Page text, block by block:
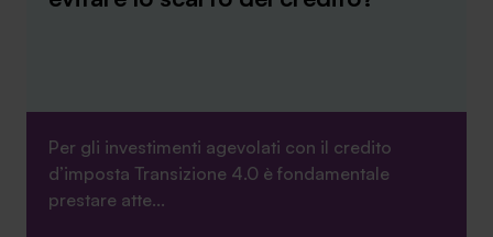
Per gli investimenti agevolati con il credito
d’imposta Transizione 4.0 è fondamentale
prestare atte...